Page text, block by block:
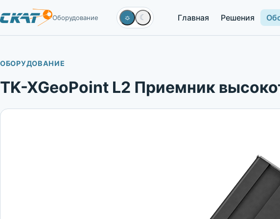
Оборудование ☼ ☾ Главная Решения
ОБОРУДОВАНИЕ
TK-XGeoPoint L2 Приемник